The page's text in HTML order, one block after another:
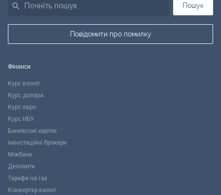
Пошук
Повідомити про помилку
Фінанси
Курс валют
Курс долара
Курс євро
Курс НБУ
Банківські картки
Інвестиційні брокери
Міжбанк
Депозити
Тарифи на газ
Конвертер валют